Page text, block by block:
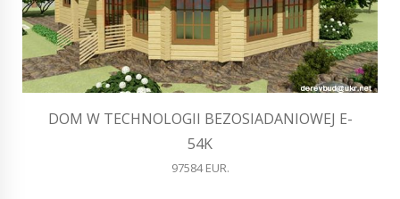
DOM W TECHNOLOGII BEZOSIADANIOWEJ E-
54K
97584 EUR.